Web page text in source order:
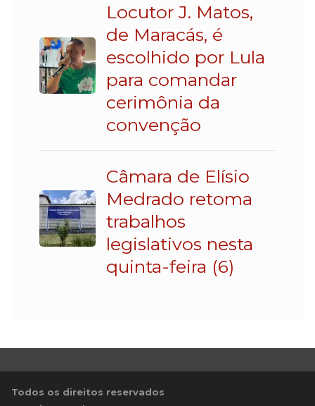
Locutor J. Matos,
de Maracás, é
escolhido por Lula
para comandar
cerimônia da
convenção
Câmara de Elísio
Medrado retoma
trabalhos
legislativos nesta
quinta-feira (6)
Todos os direitos reservados